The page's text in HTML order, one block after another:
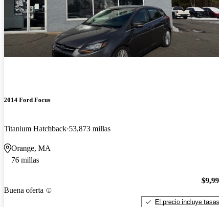
2014 Ford Focus
Titanium Hatchback 53,873 millas
Orange, MA
76 millas
Buena oferta
El precio incluye tasas